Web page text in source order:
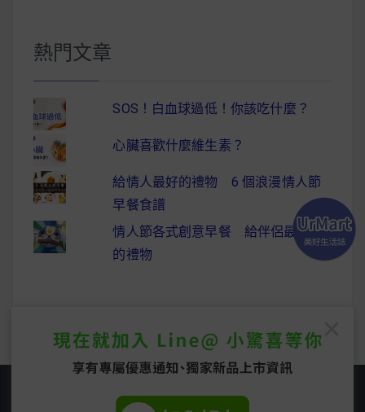
熱門文章
SOS！白血球過低！你該吃什麼？
心臟喜歡什麼維生素？
給情人最好的禮物 6 個浪漫情人節
早餐食譜
情人節各式創意早餐 給伴侶最驚喜
的禮物